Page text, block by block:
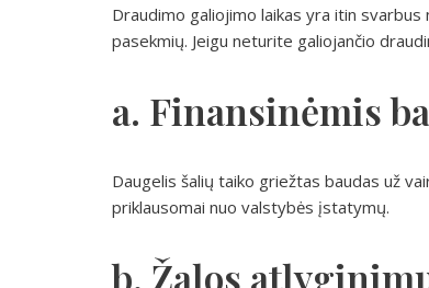
Draudimo galiojimo laikas yra itin
pasekmių. Jeigu neturite galiojančio
a. Finansinėmis
Daugelis šalių taiko griežtas baudas už
priklausomai nuo valstybės įstatymų.
b. Žalos